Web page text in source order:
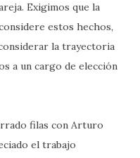
Exigimos que la
estos hechos,
la trayectoria
a un cargo de elección
filas con Arturo
el trabajo